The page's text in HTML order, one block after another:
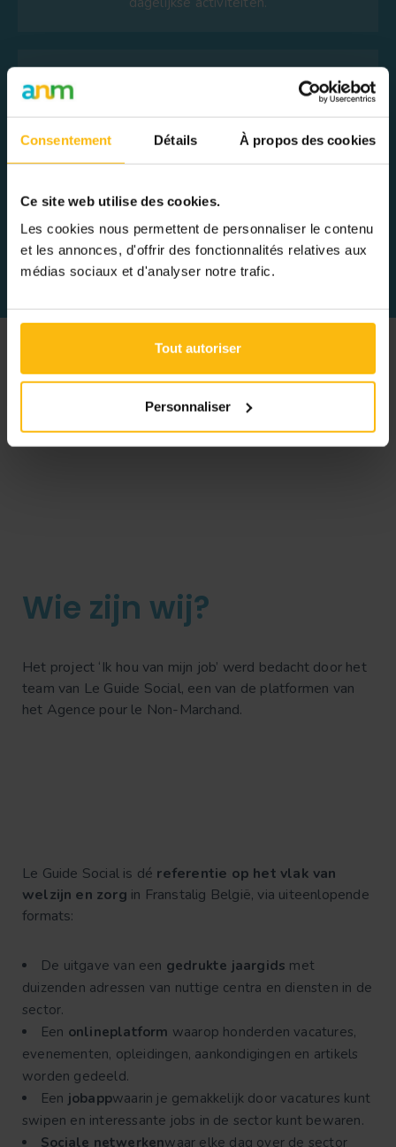
Consentement Détails À propos des cookies
Ce site web utilise des cookies.
Les cookies nous permettent de personnaliser le contenu
et les annonces, d'offrir des fonctionnalités relatives aux
médias sociaux et d'analyser notre trafic.
Tout autoriser
Personnaliser
Een podcast
Inspirerende verhalen over de loopbaan van
professionals met een hart voor de mens.
Wie zijn wij?
Het project ‘Ik hou van mijn job’ werd bedacht door het
team van Le Guide Social, een van de platformen van
het Agence pour le Non-Marchand.
Le Guide Social is dé referentie op het vlak van
welzijn en zorg in Franstalig België, via uiteenlopende
formats:
De uitgave van een gedrukte jaargids met
duizenden adressen van nuttige centra en diensten in de
sector.
Een onlineplatform waarop honderden vacatures,
evenementen, opleidingen, aankondigingen en artikels
worden gedeeld.
Een jobappwaarin je gemakkelijk door vacatures kunt
swipen en interessante jobs in de sector kunt bewaren.
Sociale netwerkenwaar elke dag over de sector